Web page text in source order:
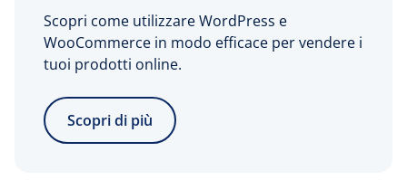
Scopri come utilizzare WordPress e
WooCommerce in modo efficace per vendere i
tuoi prodotti online.
Scopri di più